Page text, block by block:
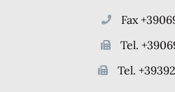
Fax
Tel.
Tel.